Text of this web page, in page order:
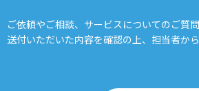
ご依頼やご相談、サービスについてのご質
送付いただいた内容を確認の上、担当者か